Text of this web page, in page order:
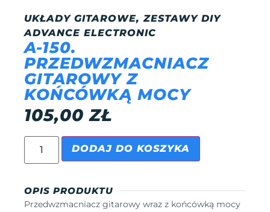
UKŁADY GITAROWE, ZESTAWY DIY
ADVANCE ELECTRONIC
A-150.
PRZEDWZMACNIACZ
GITAROWY Z
KOŃCÓWKĄ MOCY
105,00ZŁ
DODAJ DO KOSZYKA
OPIS PRODUKTU
Przedwzmacniacz gitarowy wraz z końcówką mocy